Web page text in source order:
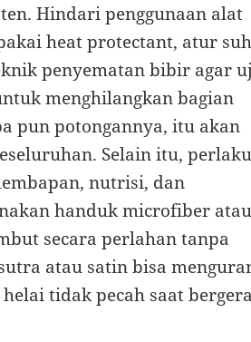
Hindari penggunaan alat
heat protectant, atur
penyematan bibir agar
menghilangkan bagian
pun potongannya, itu akan
Selain itu,
nutrisi, dan
handuk microfiber atau
secara perlahan tanpa
atau satin bisa
tidak pecah saat